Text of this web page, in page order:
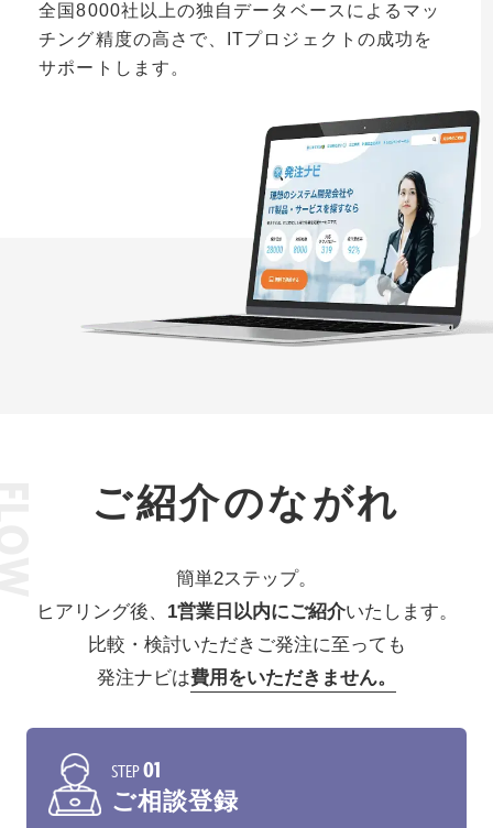
全国8000社以上の独自データベースによるマッ
チング精度の高さで、ITプロジェクトの成功を
サポートします。
ご紹介のながれ
簡単2ステップ。
ヒアリング後、 1営業日以内にご紹介いたします。
比較・検討いただきご発注に至っても
発注ナビは費用をいただきません。
STEP01
ご相談登録